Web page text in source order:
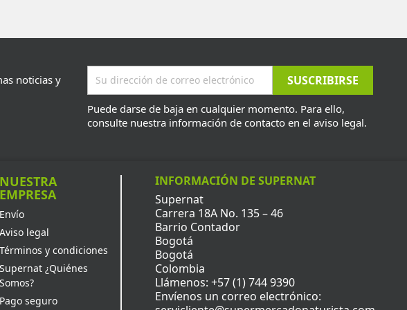
noticias y
Puede darse de baja en cualquier momento. Para ello,
consulte nuestra información de contacto en el aviso legal.
NUESTRA
EMPRESA
Envío
Aviso legal
Términos y condiciones
Supernat ¿Quiénes
Somos?
Pago seguro
INFORMACIÓN DE SUPERNAT
Supernat
Carrera 18A No. 135 – 46
Barrio Contador
Bogotá
Bogotá
Colombia
Llámenos: +57 (1) 744 9390
Envíenos un correo electrónico: